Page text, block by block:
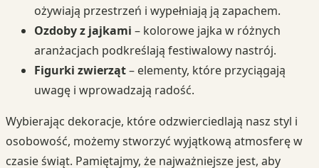
ożywiają przestrzeń i wypełniają ją zapachem.
Ozdoby z jajkami – kolorowe jajka w różnych
aranżacjach podkreślają festiwalowy nastrój.
Figurki zwierząt– elementy, które przyciągają
uwagę i wprowadzają radość.
Wybierając dekoracje, które odzwierciedlają nasz styl i
osobowość, możemy stworzyć wyjątkową atmosferę w
czasie świąt. Pamiętajmy, że najważniejsze jest, aby